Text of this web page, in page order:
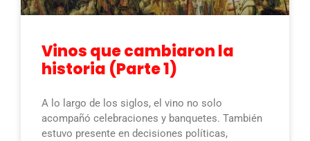
Vinos que cambiaron la
historia (Parte 1)
A lo largo de los siglos, el vino no solo
acompañó celebraciones y banquetes. También
estuvo presente en decisiones políticas,